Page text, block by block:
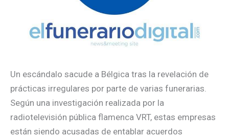
Un escándalo sacude a Bélgica tras la revelación de
prácticas irregulares por parte de varias funerarias.
Según una investigación realizada por la
radiotelevisión pública flamenca VRT, estas empresas
están siendo acusadas de entablar acuerdos